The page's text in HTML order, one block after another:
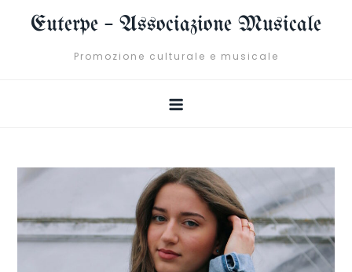
Euterpe – Associazione Musicale
Promozione culturale e musicale